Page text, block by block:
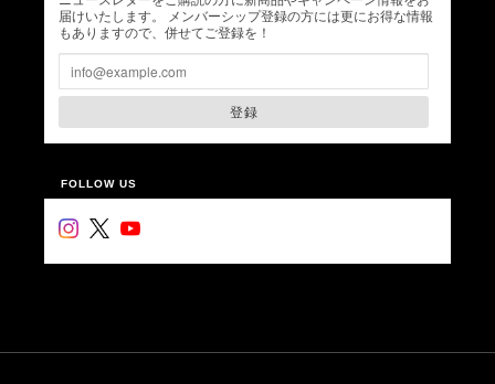
届けいたします。 メンバーシップ登録の方には更にお得な情報
もありますので、併せてご登録を！
登録
FOLLOW US